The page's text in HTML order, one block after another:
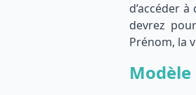
d’accéder à
devrez
Prénom, la